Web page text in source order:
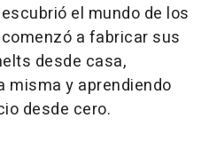
el mundo de los
a fabricar sus
desde casa,
misma y aprendiendo
desde cero.